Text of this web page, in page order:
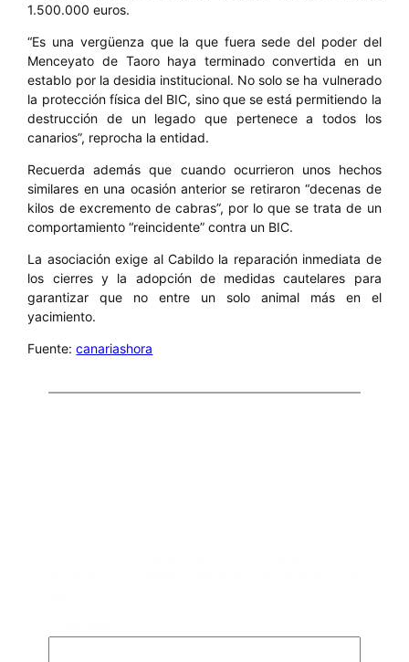
1.500.000 euros.
“Es una vergüenza que la que fuera sede del poder del
Menceyato de Taoro haya terminado convertida en un
establo por la desidia institucional. No solo se ha vulnerado
la protección física del BIC, sino que se está permitiendo la
destrucción de un legado que pertenece a todos los
canarios”, reprocha la entidad.
Recuerda además que cuando ocurrieron unos hechos
similares en una ocasión anterior se retiraron “decenas de
kilos de excremento de cabras”, por lo que se trata de un
comportamiento “reincidente” contra un BIC.
La asociación exige al Cabildo la reparación inmediata de
los cierres y la adopción de medidas cautelares para
garantizar que no entre un solo animal más en el
yacimiento.
Fuente:canariashora